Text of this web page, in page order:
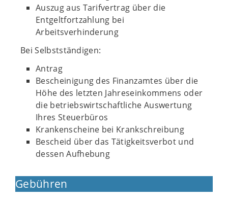
Auszug aus Tarifvertrag über die
Entgeltfortzahlung bei
Arbeitsverhinderung
Bei Selbstständigen:
Antrag
Bescheinigung des Finanzamtes über die
Höhe des letzten Jahreseinkommens oder
die betriebswirtschaftliche Auswertung
Ihres Steuerbüros
Krankenscheine bei Krankschreibung
Bescheid über das Tätigkeitsverbot und
dessen Aufhebung
Gebühren